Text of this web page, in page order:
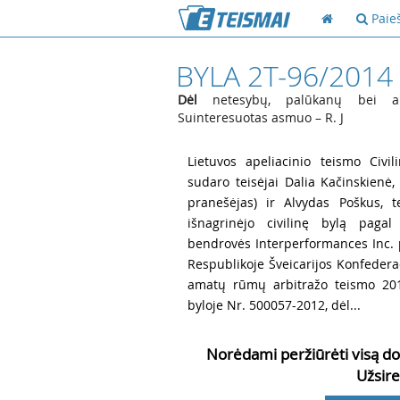
BYLA 2T-96/2014
Dėl netesybų, palūkanų bei
Suinteresuotas asmuo – R. J
Lietuvos apeliacinio teismo
sudaro teisėjai Dalia
pranešėjas) ir Alvydas Poškus,
išnagrinėjo civilinę bylą pagal
bendrovės Interperformances
Respublikoje Šveicarijos
amatų rūmų arbitražo teismo
byloje Nr. 500057-2012, dėl...
Norėdami peržiūrėti visą